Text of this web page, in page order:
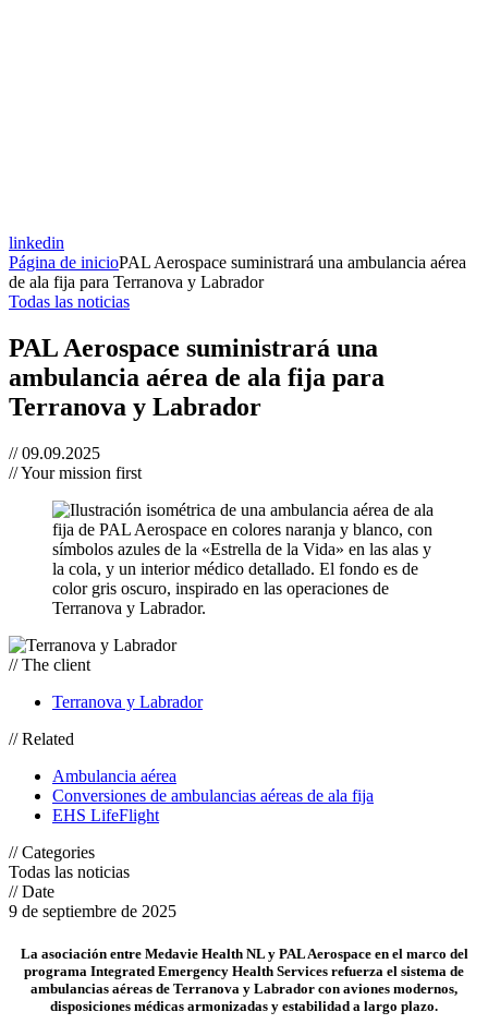
linkedin
Página de inicioPAL Aerospace suministrará una ambulancia aérea
de ala fija para Terranova y Labrador
Todas las noticias
PAL Aerospace suministrará una
ambulancia aérea de ala fija para
Terranova y Labrador
// 09.09.2025
// Your mission first
// The client
Terranova y Labrador
// Related
Ambulancia aérea
Conversiones de ambulancias aéreas de ala fija
EHS LifeFlight
// Categories
Todas las noticias
// Date
9 de septiembre de 2025
La asociación entre Medavie Health NL y PAL Aerospace en el marco del
programa Integrated Emergency Health Services refuerza el sistema de
ambulancias aéreas de Terranova y Labrador con aviones modernos,
disposiciones médicas armonizadas y estabilidad a largo plazo.